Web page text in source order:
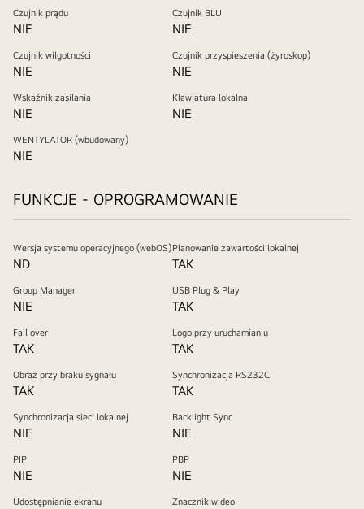
Czujnik prądu
NIE
Czujnik BLU
NIE
Czujnik wilgotności
NIE
Czujnik przyspieszenia (żyroskop)
NIE
Wskaźnik zasilania
NIE
Klawiatura lokalna
NIE
WENTYLATOR (wbudowany)
NIE
FUNKCJE - OPROGRAMOWANIE
Wersja systemu operacyjnego (webOS)
ND
Planowanie zawartości lokalnej
TAK
Group Manager
NIE
USB Plug & Play
TAK
Fail over
TAK
Logo przy uruchamianiu
TAK
Obraz przy braku sygnału
TAK
Synchronizacja RS232C
TAK
Synchronizacja sieci lokalnej
NIE
Backlight Sync
NIE
PIP
NIE
PBP
NIE
Udostępnianie ekranu Znacznik wideo